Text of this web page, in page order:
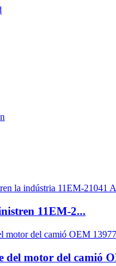
11EM-2...
del motor del camió